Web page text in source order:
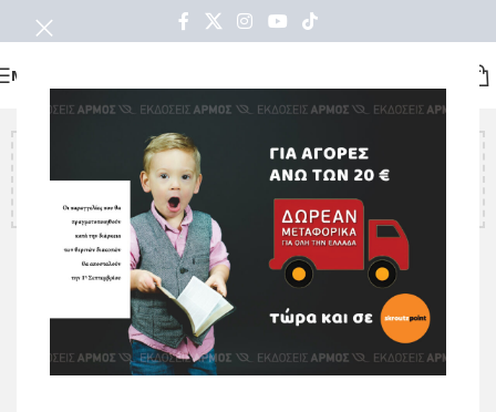
ΜΕΝΟΥ
Υπολείπονται ακόμα€
για να κερδίσετε δωρεάν
Αρχική σελίδα Όλα τα βιβλία ΔΟΚΙΜΙΟ